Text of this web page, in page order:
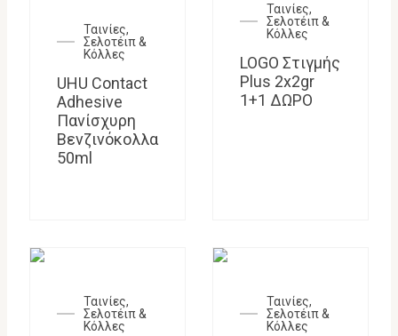
Ταινίες,
Σελοτέιπ &
Κόλλες
UHU Contact
Adhesive
Πανίσχυρη
Βενζινόκολλα
50ml
Ταινίες,
Σελοτέιπ &
Κόλλες
LOGO Στιγμής
Plus 2x2gr
1+1 ΔΩΡΟ
Ταινίες,
Σελοτέιπ &
Κόλλες
Ταινίες,
Σελοτέιπ &
Κόλλες